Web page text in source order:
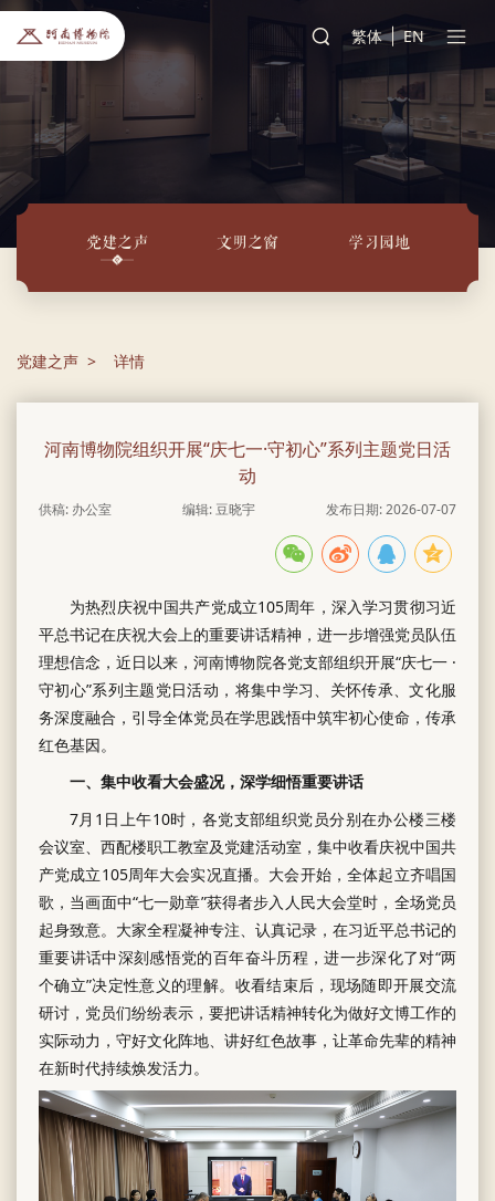
繁体 EN
党建之声 文明之窗 学习园地
党建之声 详情
河南博物院组织开展“庆七一·守初心”系列主题党日活
动
供稿: 办公室 编辑: 豆晓宇 发布日期: 2026-07-07
为热烈庆祝中国共产党成立105周年，深入学习贯彻习近
平总书记在庆祝大会上的重要讲话精神，进一步增强党员队伍
理想信念，近日以来，河南博物院各党支部组织开展“庆七一 ·
守初心”系列主题党日活动，将集中学习、关怀传承、文化服
务深度融合，引导全体党员在学思践悟中筑牢初心使命，传承
红色基因。
一、集中收看大会盛况，深学细悟重要讲话
7月1日上午10时，各党支部组织党员分别在办公楼三楼
会议室、西配楼职工教室及党建活动室，集中收看庆祝中国共
产党成立105周年大会实况直播。大会开始，全体起立齐唱国
歌，当画面中“七一勋章”获得者步入人民大会堂时，全场党员
起身致意。大家全程凝神专注、认真记录，在习近平总书记的
重要讲话中深刻感悟党的百年奋斗历程，进一步深化了对“两
个确立”决定性意义的理解。收看结束后，现场随即开展交流
研讨，党员们纷纷表示，要把讲话精神转化为做好文博工作的
实际动力，守好文化阵地、讲好红色故事，让革命先辈的精神
在新时代持续焕发活力。